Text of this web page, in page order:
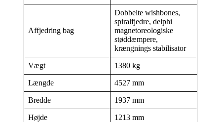
Affjedring bag
Dobbelte wishbones,
spiralfjedre, delphi
magnetoreologiske
støddæmpere,
krængnings stabilisator
Vægt 1380 kg
Længde 4527 mm
Bredde 1937 mm
Højde 1213 mm